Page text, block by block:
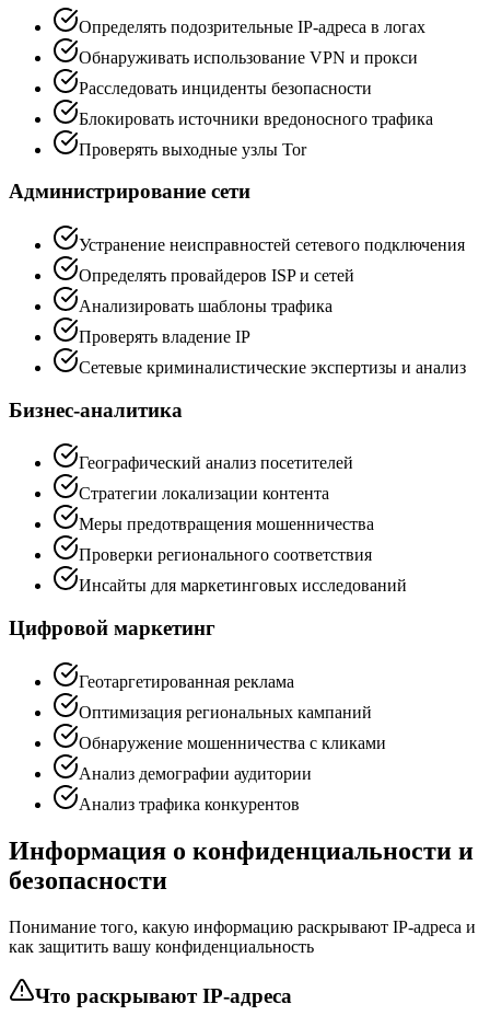
Определять подозрительные IP-адреса в логах
Обнаруживать использование VPN и прокси
Расследовать инциденты безопасности
Блокировать источники вредоносного трафика
Проверять выходные узлы Tor
Администрирование сети
Устранение неисправностей сетевого подключения
Определять провайдеров ISP и сетей
Анализировать шаблоны трафика
Проверять владение IP
Сетевые криминалистические экспертизы и анализ
Бизнес-аналитика
Географический анализ посетителей
Стратегии локализации контента
Меры предотвращения мошенничества
Проверки регионального соответствия
Инсайты для маркетинговых исследований
Цифровой маркетинг
Геотаргетированная реклама
Оптимизация региональных кампаний
Обнаружение мошенничества с кликами
Анализ демографии аудитории
Анализ трафика конкурентов
Информация о конфиденциальности и
безопасности
Понимание того, какую информацию раскрывают IP-адреса и
как защитить вашу конфиденциальность
Что раскрывают IP-адреса